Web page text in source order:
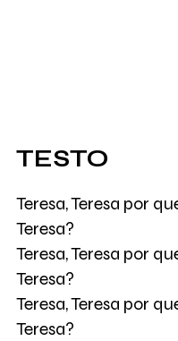
TESTO
Teresa, Teresa por
Teresa?
Teresa, Teresa por
Teresa?
Teresa, Teresa por
Teresa?